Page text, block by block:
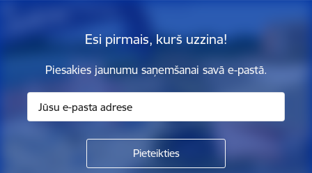
Esi pirmais, kurš uzzina!
Piesakies jaunumu saņemšanai savā e-pastā.